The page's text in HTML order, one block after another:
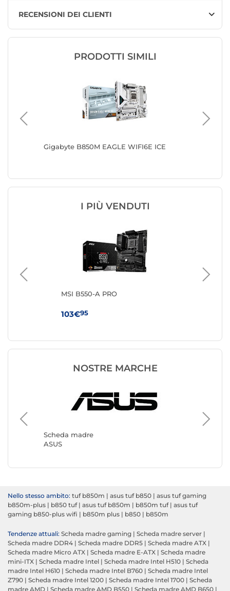
RECENSIONI DEI CLIENTI
PRODOTTI SIMILI
Gigabyte B850M EAGLE WIFI6E ICE
I PIÙ VENDUTI
MSI B550-A PRO
103€95
NOSTRE MARCHE
Scheda madre
ASUS
Nello stesso ambito: tuf b850m | asus tuf b850 | asus tuf gaming
b850m-plus | b850 tuf| asus tuf b850m | b850m tuf| asus tuf
gaming b850-plus wifi | b850m plus | b850 | b850m
Tendenze attuali: Scheda madre gaming | Scheda madre server |
Scheda madre DDR4 | Scheda madre DDR5 | Scheda madre ATX |
Scheda madre Micro ATX | Scheda madre E-ATX | Scheda madre
mini-ITX | Scheda madre Intel | Scheda madre Intel H510 | Scheda
madre Intel H610 | Scheda madre Intel B760 | Scheda madre Intel
Z790 | Scheda madre Intel 1200 | Scheda madre Intel 1700 | Scheda
madre AMD | Scheda madre AMD B550 | Scheda madre AMD B650 |